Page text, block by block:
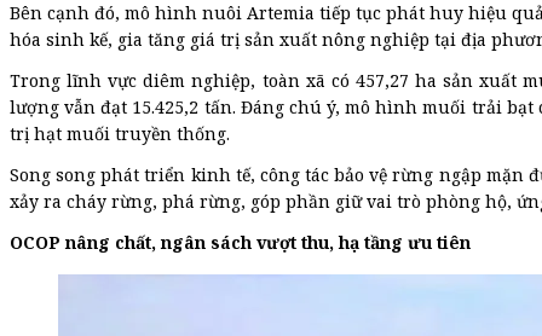
Bên cạnh đó, mô hình nuôi Artemia tiếp tục phát huy hiệu
hóa sinh kế, gia tăng giá trị sản xuất nông nghiệp tại địa
Trong lĩnh vực diêm nghiệp, toàn xã có 457,27 ha sản xuất
lượng vẫn đạt 15.425,2 tấn. Đáng chú ý, mô hình muối trải
trị hạt muối truyền thống.
Song song phát triển kinh tế, công tác bảo vệ rừng ngập mặn
xảy ra cháy rừng, phá rừng, góp phần giữ vai trò phòng hộ,
OCOP nâng chất, ngân sách vượt thu, hạ tầng ưu tiên